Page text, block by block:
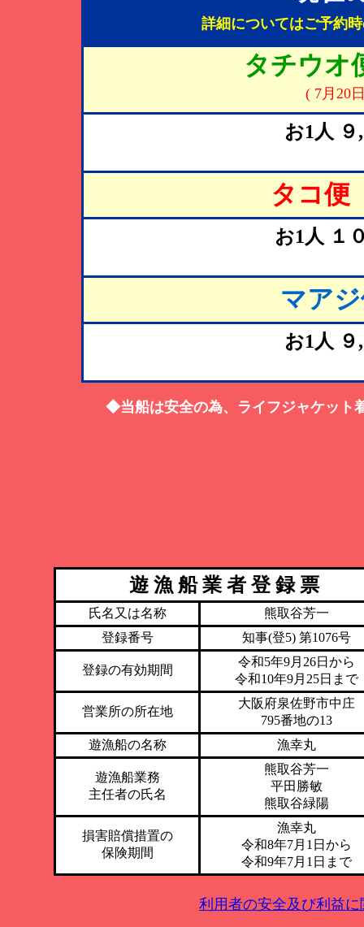
詳細についてはご予約
タチウオ
( 7月20
お1人
タコ便
お1人 １
マア
お1人
◆当船は安全の為、ライフジャケット
遊 漁 船 業 者 登 録 票
氏名又は名称
熊取谷芳一
登録番号
知事(登5) 第1076号
登録の有効期間
令和5年9月26日から
令和10年9月25日まで
営業所の所在地
大阪府泉佐野市中庄
795番地の13
遊漁船の名称
漁幸丸
遊漁船業務
主任者の氏名
熊取谷芳一
平田勝敏
熊取谷緑陽
損害賠償措置の
保険期間
漁幸丸
令和8年7月1日から
令和9年7月1日まで
利用者の安全及び利益